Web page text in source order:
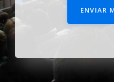
ENVIAR